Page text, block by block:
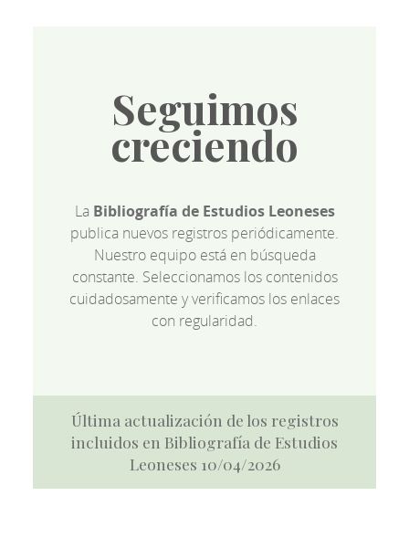
Seguimos
creciendo
La Bibliografía de Estudios Leoneses
publica nuevos registros periódicamente.
Nuestro equipo está en búsqueda
constante. Seleccionamos los contenidos
cuidadosamente y verificamos los enlaces
con regularidad.
Última actualización de los registros
incluidos en Bibliografía de Estudios
Leoneses 10/04/2026